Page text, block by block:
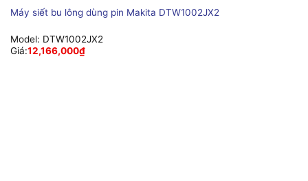
Máy siết bu lông dùng pin Makita DTW1002JX2
Model: DTW1002JX2
Giá:12,166,000₫